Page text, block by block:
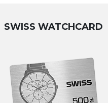
SWISS WATCHCARD